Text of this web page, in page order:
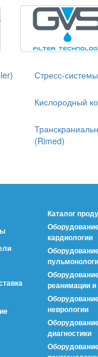
Стресс-
Кислородный
(Rimed)
Каталог
кардиологии
реанимации и
неврологии
диагностики